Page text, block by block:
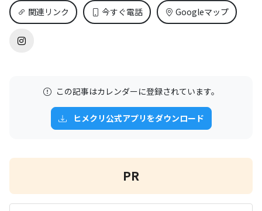
関連リンク 今すぐ電話 Googleマップ
この記事はカレンダーに登録されています。
ヒメクリ公式アプリをダウンロード
PR